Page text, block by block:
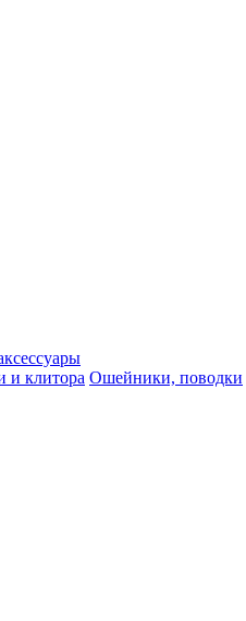
и клитора Ошейники, поводки